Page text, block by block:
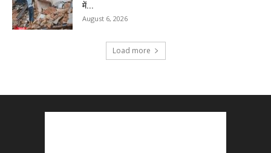
में...
August 6, 2026
Load more